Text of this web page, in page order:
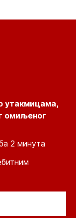
утакмицама,
омиљеног
2 минута